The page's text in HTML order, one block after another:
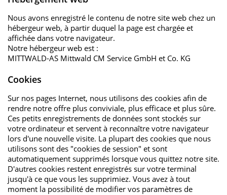
Nous avons enregistré le contenu de notre site web chez un
hébergeur web, à partir duquel la page est chargée et
affichée dans votre navigateur.
Notre hébergeur web est :
MITTWALD-AS Mittwald CM Service GmbH et Co. KG
Cookies
Sur nos pages Internet, nous utilisons des cookies afin de
rendre notre offre plus conviviale, plus efficace et plus sûre.
Ces petits enregistrements de données sont stockés sur
votre ordinateur et servent à reconnaître votre navigateur
lors d'une nouvelle visite. La plupart des cookies que nous
utilisons sont des "cookies de session" et sont
automatiquement supprimés lorsque vous quittez notre site.
D'autres cookies restent enregistrés sur votre terminal
jusqu'à ce que vous les supprimiez. Vous avez à tout
moment la possibilité de modifier vos paramètres de